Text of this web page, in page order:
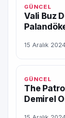
GÜNCEL
Vali Buz
15 Aralık
GÜNCEL
The
Demirel